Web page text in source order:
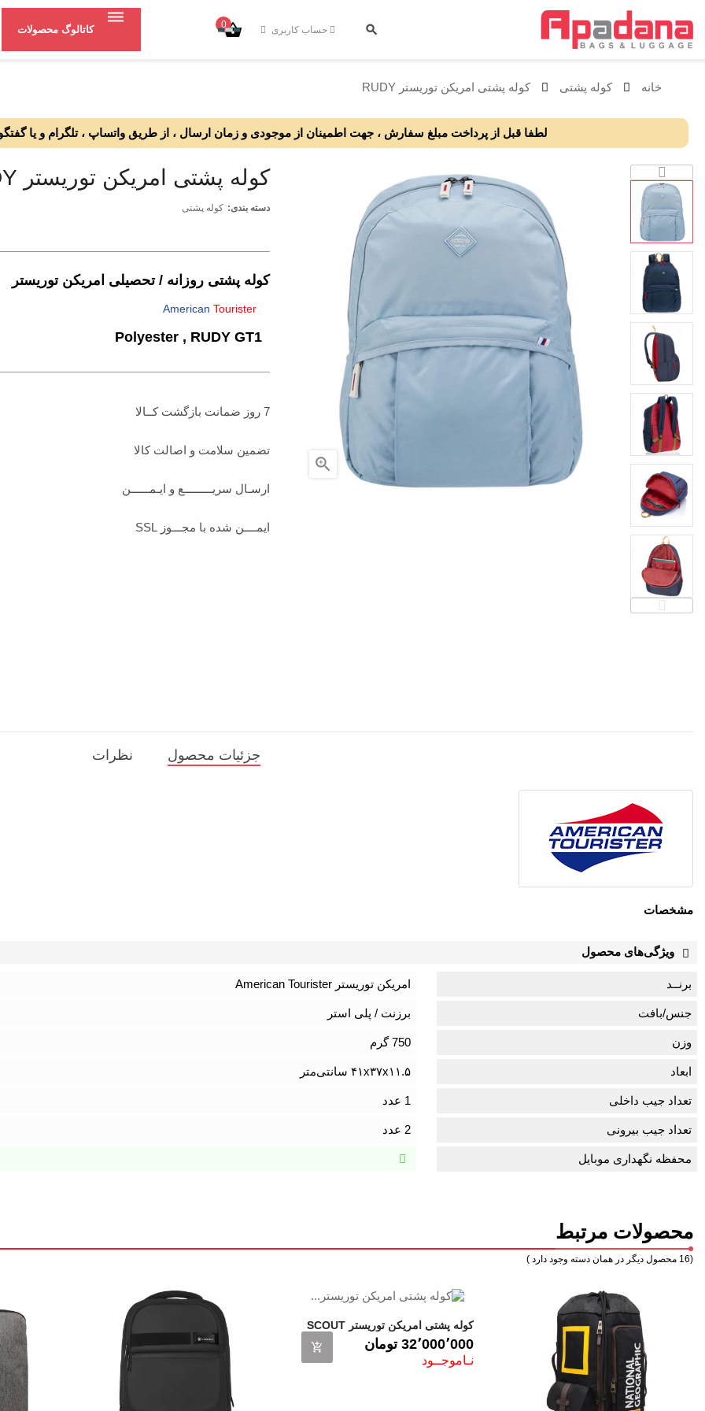
حساب کاربری 0 کاتالوگ محصولات
خانه کوله پشتی کوله پشتی امریکن توریستر RUDY
لطفا قبل از پرداخت مبلغ سفارش ، جهت اطمینان از موجودی و زمان ارسال ، از طریق واتساپ ، تلگرام و یا

کوله پشتی امریکن توریستر RUDY
دسته بندی: کوله پشتی
کوله پشتی روزانه / تحصیلی امریکن توریستر
AmericanTourister
7 روز ضمانت بازگشت کــالا
تضمين سلامت و اصالت کالا
ارسـال سریـــــــــع و ایـمــــــن
ایمــــن شده با مجـــوز SSL
جزئیات محصول نظرات
مشخصات
ویژگی‌های محصول
برنــد امریکن توریستر American Tourister
جنس/بافت برزنت / پلی استر
وزن 750 گرم
ابعاد ۴۱x۳۷x۱۱.۵ سانتی‌متر
تعداد جیب داخلی 1 عدد
تعداد جیب بیرونی 2 عدد
محفظه نگهداری موبایل
محصولات مرتبط
(16 محصول دیگر در همان دسته وجود دارد )
کوله پشتی امریکن توریستر SCOUT
BC 4
قیمت
32٬000٬000 ‎تومان
نـاموجــود